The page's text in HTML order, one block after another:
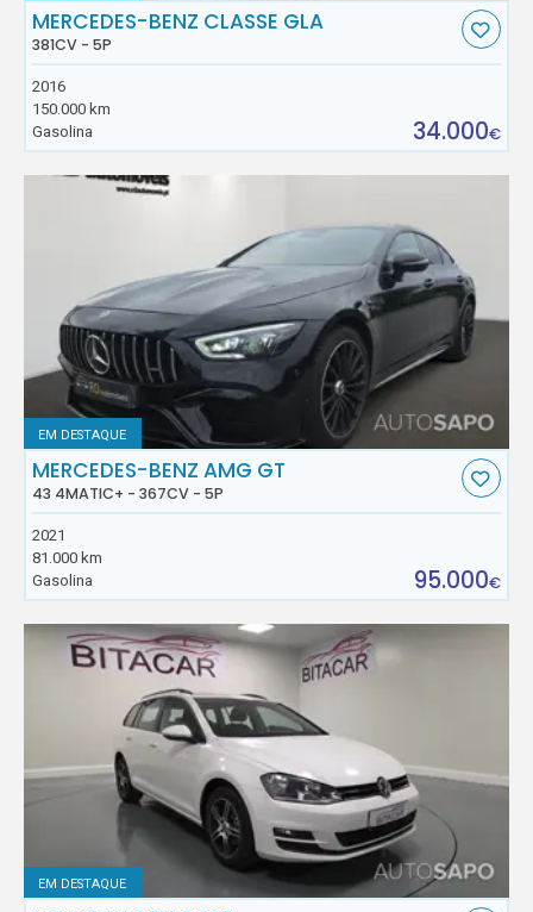
MERCEDES-BENZ CLASSE GLA
381CV - 5P
2016
150.000 km
Gasolina
34.000€
EM DESTAQUE
MERCEDES-BENZ AMG GT
43 4MATIC+ - 367CV - 5P
2021
81.000 km
Gasolina
95.000€
EM DESTAQUE